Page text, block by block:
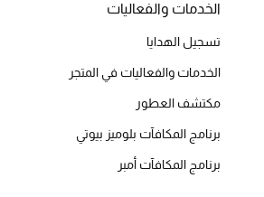
الخدمات والفعاليات
تسجيل الهدايا
الخدمات والفعاليات في المتجر
مكتشف العطور
برنامج المكافآت بلوميز بيوتي
برنامج المكافآت أمبر